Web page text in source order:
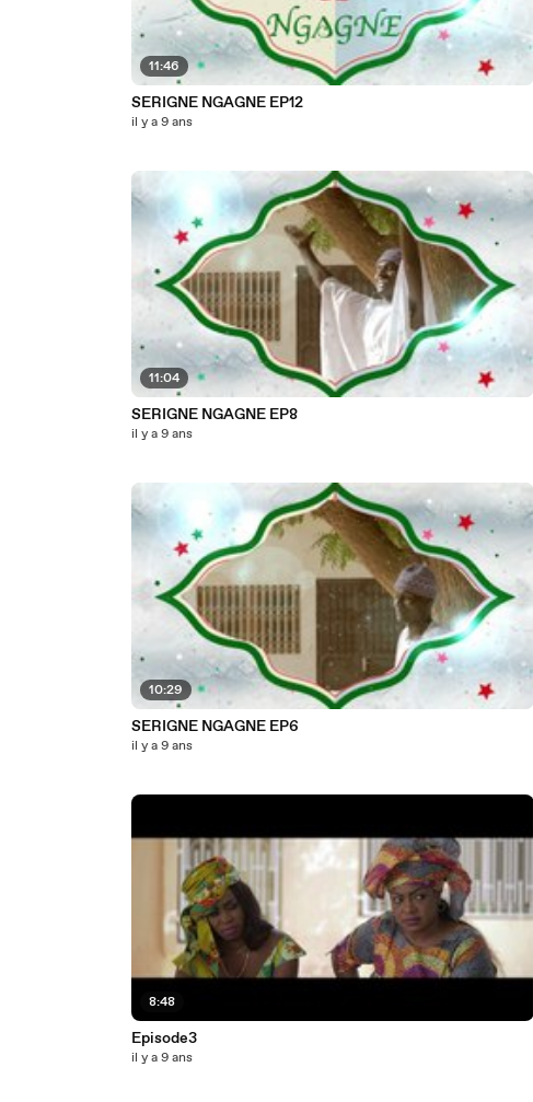
11:46
SERIGNE NGAGNE EP12
il y a 9 ans
11:04
SERIGNE NGAGNE EP8
il y a 9 ans
10:29
SERIGNE NGAGNE EP6
il y a 9 ans
8:48
Episode3
il y a 9 ans